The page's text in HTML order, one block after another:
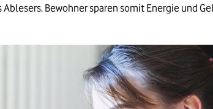
Bewohner sparen somit Energie und